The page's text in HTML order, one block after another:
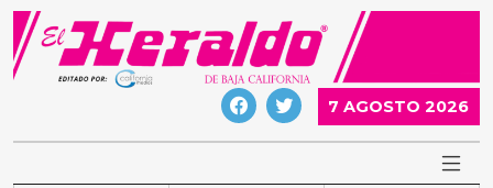
Skip
content
7 AGOSTO 2026